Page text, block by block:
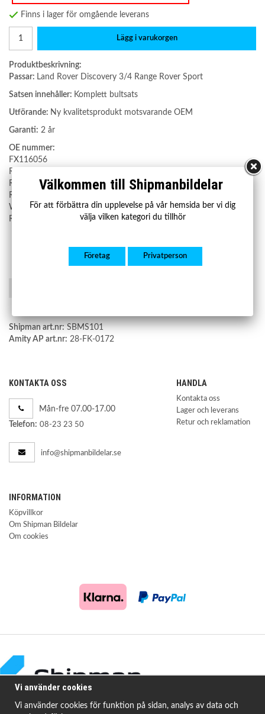
Finns i lager för omgående leverans
Lägg i varukorgen
Produktbeskrivning:
Passar: Land Rover Discovery 3/4 Range Rover Sport
Satsen innehåller: Komplett bultsats
Utförande: Ny kvalitetsprodukt motsvarande OEM
Garanti: 2 år
OE nummer:
FX116056
RDI000034
RYF000203
RYG000440
WA116106
RFD500020
Shipman art.nr: SBMS101
Amity AP art.nr: 28-FK-0172
KONTAKTA OSS
Mån-fre 07.00-17.00
Telefon: 08-23 23 50
info@shipmanbildelar.se
HANDLA
Kontakta oss
Lager och leverans
Retur och reklamation
INFORMATION
Köpvillkor
Om Shipman Bildelar
Om cookies
Välkommen till Shipmanbildelar
För att förbättra din upplevelse på vår hemsida ber vi dig
välja vilken kategori du tillhör
Företag Privatperson
Vi använder cookies
Vi använder cookies för funktion på sidan, analys av data och